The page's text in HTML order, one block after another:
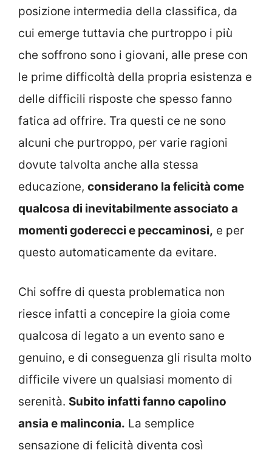
posizione intermedia della classifica, da
cui emerge tuttavia che purtroppo i più
che soffrono sono i giovani, alle prese con
le prime difficoltà della propria esistenza e
delle difficili risposte che spesso fanno
fatica ad offrire. Tra questi ce ne sono
alcuni che purtroppo, per varie ragioni
dovute talvolta anche alla stessa
educazione, considerano la felicità come
qualcosa di inevitabilmente associato a
momenti goderecci e peccaminosi, e per
questo automaticamente da evitare.
Chi soffre di questa problematica non
riesce infatti a concepire la gioia come
qualcosa di legato a un evento sano e
genuino, e di conseguenza gli risulta molto
difficile vivere un qualsiasi momento di
serenità. Subito infatti fanno capolino
ansia e malinconia. La semplice
sensazione di felicità diventa così